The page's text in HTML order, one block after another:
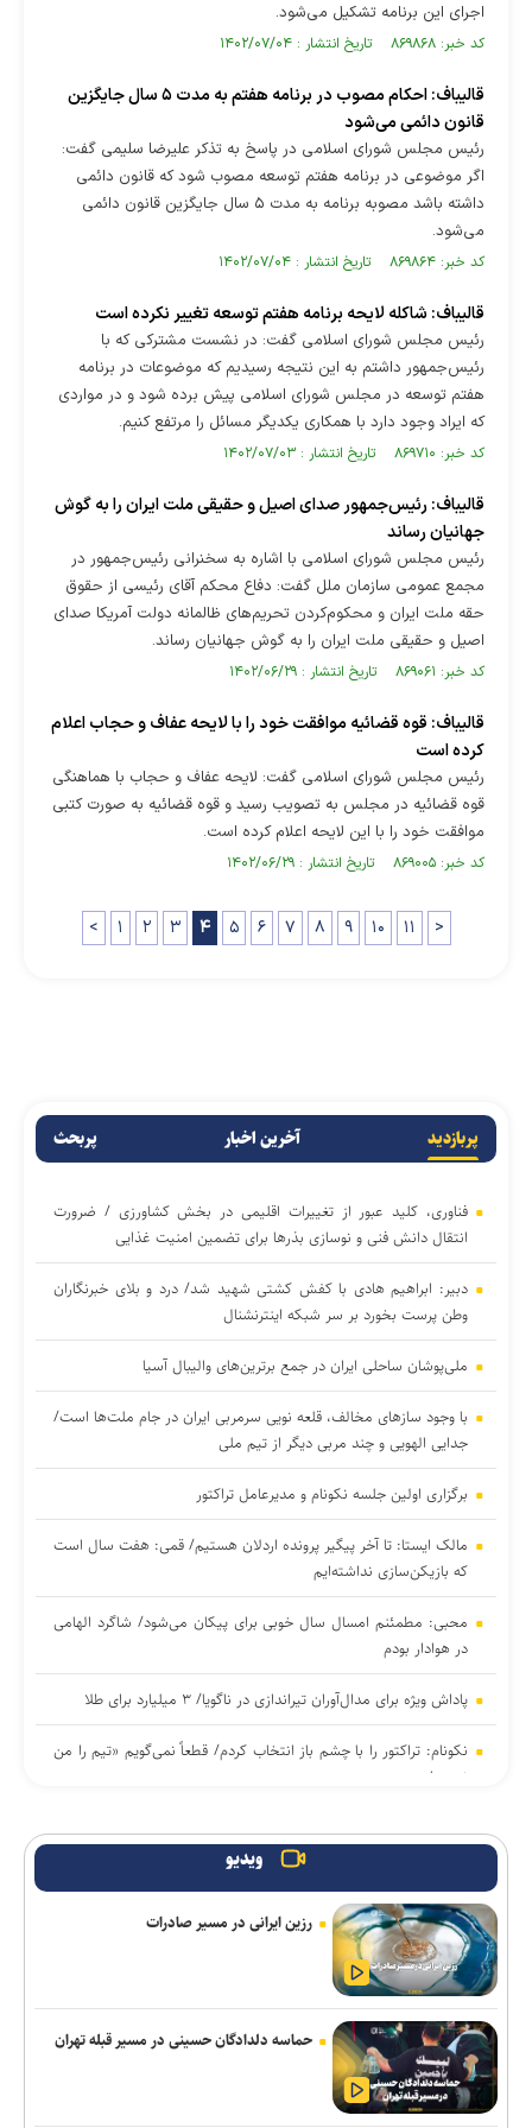
اجرای این برنامه تشکیل می‌شود.
کد خبر: ۸۶۹۸۶۸ تاریخ انتشار : ۱۴۰۲/۰۷/۰۴
قالیباف: احکام مصوب در برنامه هفتم به مدت ۵ سال جایگزین
قانون دائمی می‌شود
رئیس مجلس شورای اسلامی در پاسخ به تذکر علیرضا سلیمی گفت:
اگر موضوعی در برنامه هفتم توسعه مصوب شود که قانون دائمی
داشته باشد مصوبه برنامه به مدت ۵ سال جایگزین قانون دائمی
می‌شود.
کد خبر: ۸۶۹۸۶۴ تاریخ انتشار : ۱۴۰۲/۰۷/۰۴
قالیباف: شاکله لایحه برنامه هفتم توسعه تغییر نکرده است
رئیس مجلس شورای اسلامی گفت: در نشست مشترکی که با
رئیس‌جمهور داشتم به این نتیجه رسیدیم که موضوعات در برنامه
هفتم توسعه در مجلس شورای اسلامی پیش برده شود و در مواردی
که ایراد وجود دارد با همکاری یکدیگر مسائل را مرتفع کنیم.
کد خبر: ۸۶۹۷۱۰ تاریخ انتشار : ۱۴۰۲/۰۷/۰۳
قالیباف: رئیس‌جمهور صدای اصیل و حقیقی ملت ایران را به گوش
جهانیان رساند
رئیس مجلس شورای اسلامی با اشاره به سخنرانی رئیس‌جمهور در
مجمع عمومی سازمان ملل گفت: دفاع محکم آقای رئیسی از حقوق
حقە ملت ایران و محکوم‌کردن تحریم‌های ظالمانە دولت آمریکا صدای
اصیل و حقیقی ملت ایران را به گوش جهانیان رساند.
کد خبر: ۸۶۹۰۶۱ تاریخ انتشار : ۱۴۰۲/۰۶/۲۹
قالیباف: قوه قضائیه موافقت خود را با لایحه عفاف و حجاب اعلام
کرده است
رئیس مجلس شورای اسلامی گفت: لایحه عفاف و حجاب با هماهنگی
قوه قضائیه در مجلس به تصویب رسید و قوه قضائیه به صورت کتبی
موافقت خود را با این لایحه اعلام کرده است.
کد خبر: ۸۶۹۰۰۵ تاریخ انتشار : ۱۴۰۲/۰۶/۲۹
< ۱ ۲ ۳ ۴ ۵ ۶ ۷ ۸ ۹ ۱۰ ۱۱ >
پربازدید آخرین اخبار پربحث
فناوری، کلید عبور از تغییرات اقلیمی در بخش کشاورزی / ضرورت
انتقال دانش فنی و نوسازی بذرها برای تضمین امنیت غذایی
دبیر: ابراهیم هادی با کفش کشتی شهید شد/ درد و بلای خبرنگاران
وطن پرست بخورد بر سر شبکه اینترنشنال
ملی‌پوشان ساحلی ایران در جمع برترین‌های والیبال آسیا
با وجود ساز‌های مخالف، قلعه نویی سرمربی ایران در جام ملت‌ها است/
جدایی الهویی و چند مربی دیگر از تیم ملی
برگزاری اولین جلسه نکونام و مدیرعامل تراکتور
مالک ایستا: تا آخر پیگیر پرونده اردلان هستیم/ قمی: هفت سال است
که بازیکن‌سازی نداشته‌ایم
محبی: مطمئنم امسال سال خوبی برای پیکان می‌شود/ شاگرد الهامی
در هوادار بودم
پاداش ویژه برای مدال‌آوران تیراندازی در ناگویا/ ۳ میلیارد برای طلا
نکونام: تراکتور را با چشم باز انتخاب کردم/ قطعاً نمی‌گویم «تیم را من
نبسته‌ام»
تقوی: دفاع از حقوق والیبال ایران در آسیا منطقی است
مدیرعامل صنعت‌نفت آبادان: پنجره نقل‌وانتقالاتی باشگاه باز است؛
مشکلی برای ثبت قراردادها نداریم
برد دو رقمی پرسپولیس مقابل منتخب کرجی/ پاگشای شهرآبادی با ۶
گل
کریمی: تصمیم جدایی ربیعی به مرور زمان گرفته شد/ دیشب با نکونام
صحبت کردیم/ بیرانوند مشمول خدمت سربازی نیست
ویدیو
رزین ایرانی در مسیر صادرات
حماسه دلدادگان حسینی در مسیر قبله تهران